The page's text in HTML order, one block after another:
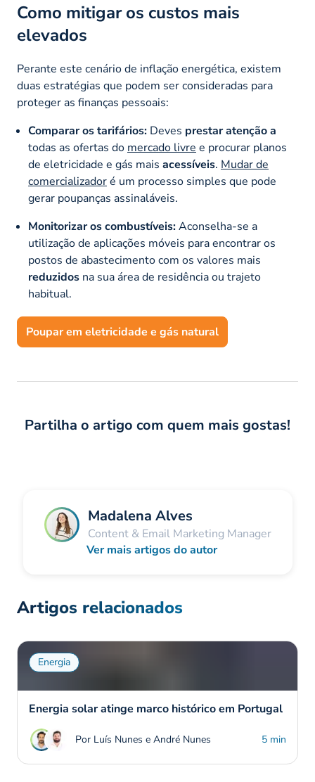
Como mitigar os custos mais
elevados
Perante este cenário de inflação energética, existem
duas estratégias que podem ser consideradas para
proteger as finanças pessoais:
Comparar os tarifários: Deves prestar atenção a
todas as ofertas do mercado livre e procurar planos
de eletricidade e gás mais acessíveis. Mudar de
comercializadoré um processo simples que pode
gerar poupanças assinaláveis.
Monitorizar os combustíveis:Aconselha-se a
utilização de aplicações móveis para encontrar os
postos de abastecimento com os valores mais
reduzidos na sua área de residência ou trajeto
habitual.
Poupar em eletricidade e gás natural
Partilha o artigo com quem mais gostas!
Madalena Alves
Content & Email Marketing Manager
Ver mais artigos do autor
Artigos relacionados
Energia
Energia solar atinge marco histórico em Portugal
Por Luís Nunes e André Nunes 5 min